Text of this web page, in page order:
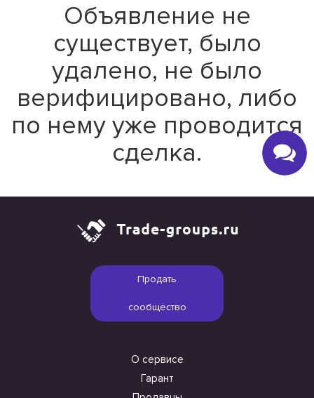
Объявление не
существует, было
удалено, не было
верифицировано, либо
по нему уже проводится
сделка.
Продать
сообщество
О сервисе
Гарант